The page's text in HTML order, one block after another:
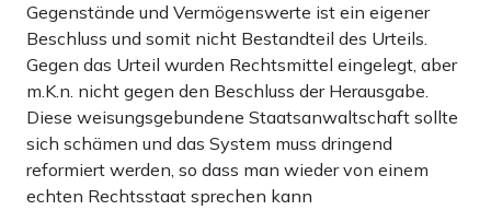
Gegenstände und Vermögenswerte ist ein eigener
Beschluss und somit nicht Bestandteil des Urteils.
Gegen das Urteil wurden Rechtsmittel eingelegt, aber
m.K.n. nicht gegen den Beschluss der Herausgabe.
Diese weisungsgebundene Staatsanwaltschaft sollte
sich schämen und das System muss dringend
reformiert werden, so dass man wieder von einem
echten Rechtsstaat sprechen kann